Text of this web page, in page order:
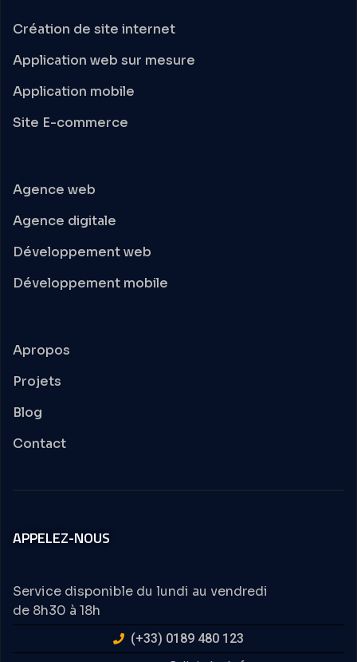
Création de site internet
Application web sur mesure
Application mobile
Site E-commerce
Agence web
Agence digitale
Développement web
Développement mobile
Apropos
Projets
Blog
Contact
APPELEZ-NOUS
Service disponible du lundi au vendredi
de 8h30 à 18h
(+33) 0189 480 123